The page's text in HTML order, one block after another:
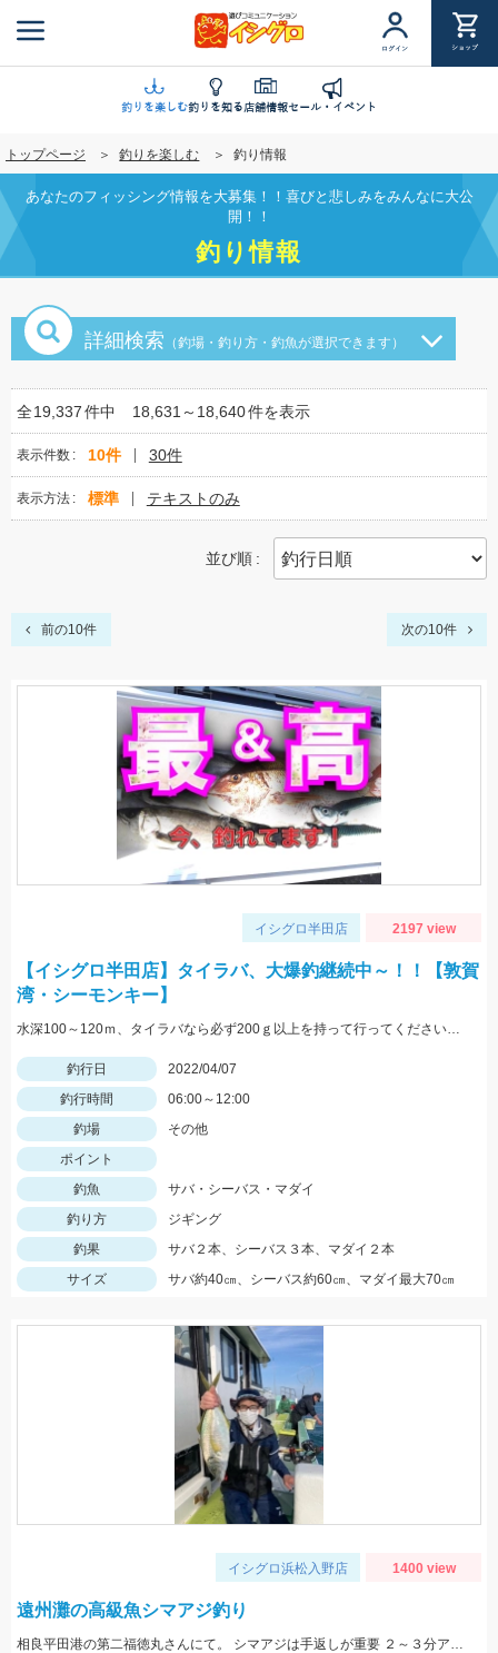
ン
に
移
動
ログイン ショップ
釣りを楽しむ釣りを知る店舗情報セール・イベント
トップページ 釣りを楽しむ 釣り情報
あなたのフィッシング情報を大募集！！喜びと悲しみをみんなに大公
開！！
釣り情報
詳細検索 （釣場・釣り方・釣魚が選択できます）
全19,337件中 18,631～18,640件を表示
表示件数 10件 30件
表示方法 標準 テキストのみ
並び順
前の10件 次の10件
イシグロ半田店 2197 view
【イシグロ半田店】タイラバ、大爆釣継続中～！！【敦賀
湾・シーモンキー】
水深100～120ｍ、タイラバなら必ず200ｇ以上を持って行ってください！！
釣行日
2022/04/07
釣行時間
06:00～12:00
釣場
その他
ポイント
釣魚
サバ・シーバス・マダイ
釣り方
ジギング
釣果
サバ２本、シーバス３本、マダイ２本
サイズ
サバ約40㎝、シーバス約60㎝、マダイ最大70㎝
イシグロ浜松入野店 1400 view
遠州灘の高級魚シマアジ釣り
相良平田港の第二福徳丸さんにて。 シマアジは手返しが重要 ２～３分アタリがなかったら上げる。